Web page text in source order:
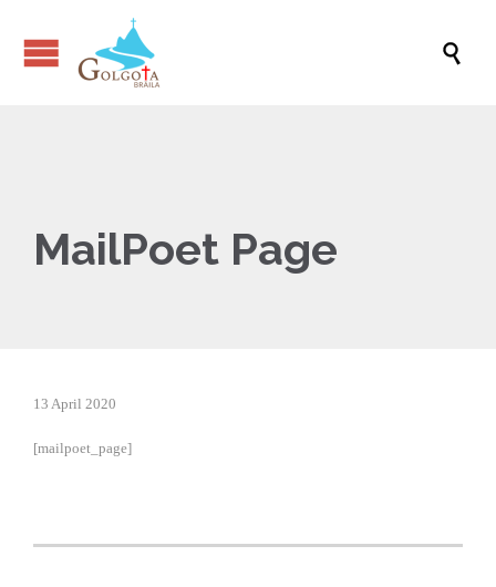

MailPoet Page
13 April 2020
[mailpoet_page]